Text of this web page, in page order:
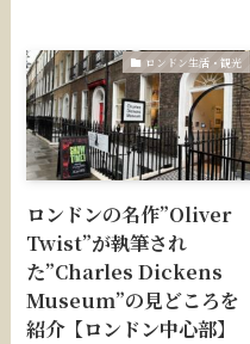
ロンドン生活・観光
ロンドンの名作”Oliver
Twist”が執筆され
た”Charles Dickens
Museum”の見どころを
紹介【ロンドン中心部】